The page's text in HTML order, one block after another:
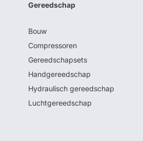
Gereedschap
Bouw
Compressoren
Gereedschapsets
Handgereedschap
Hydraulisch gereedschap
Luchtgereedschap